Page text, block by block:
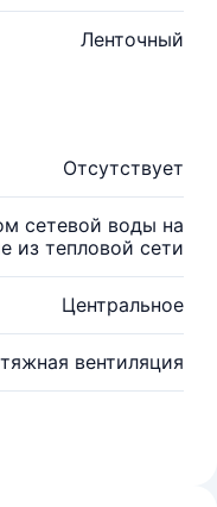
Ленточный
Отсутствует
сетевой воды на
из тепловой сети
Центральное
вентиляция